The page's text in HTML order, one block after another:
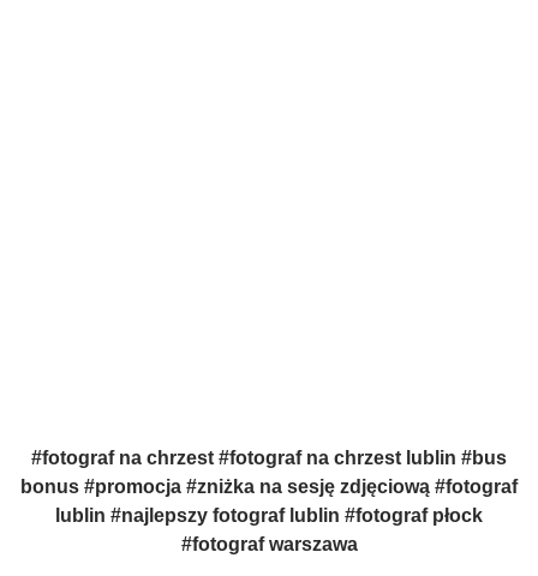
#fotograf na chrzest #fotograf na chrzest lublin #bus
bonus #promocja #zniżka na sesję zdjęciową #fotograf
lublin #najlepszy fotograf lublin #fotograf płock
#fotograf warszawa